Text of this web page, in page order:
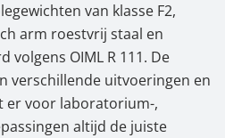
van klasse F2,
arm roestvrij staal en
OIML R 111. De
verschillende uitvoeringen en
er voor laboratorium-,
altijd de juiste